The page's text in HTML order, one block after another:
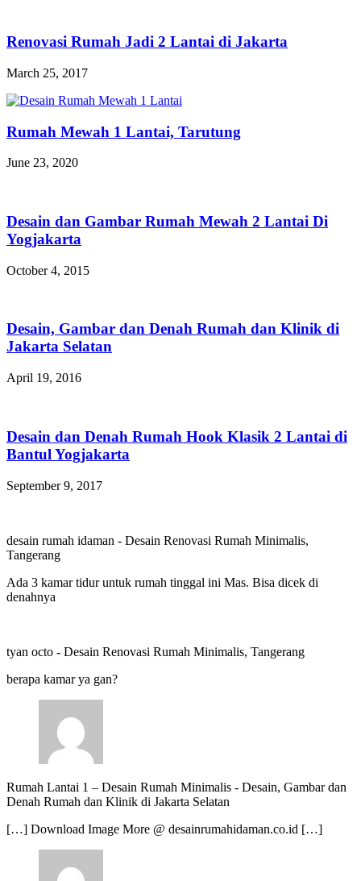
Renovasi Rumah Jadi 2 Lantai di Jakarta
March 25, 2017
Rumah Mewah 1 Lantai, Tarutung
June 23, 2020
Desain dan Gambar Rumah Mewah 2 Lantai Di
Yogjakarta
October 4, 2015
Desain, Gambar dan Denah Rumah dan Klinik di
Jakarta Selatan
April 19, 2016
Desain dan Denah Rumah Hook Klasik 2 Lantai di
Bantul Yogjakarta
September 9, 2017
desain rumah idaman - Desain Renovasi Rumah Minimalis,
Tangerang
Ada 3 kamar tidur untuk rumah tinggal ini Mas. Bisa dicek di
denahnya
tyan octo - Desain Renovasi Rumah Minimalis, Tangerang
berapa kamar ya gan?
Rumah Lantai 1 – Desain Rumah Minimalis - Desain, Gambar dan
Denah Rumah dan Klinik di Jakarta Selatan
[…] Download Image More @ desainrumahidaman.co.id […]